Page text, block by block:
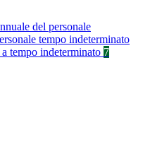
del personale
tempo indeterminato
tempo indeterminato 7